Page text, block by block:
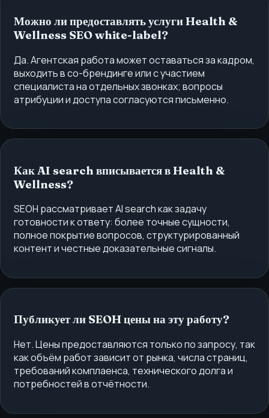
Можно ли предоставлять услуги Health &
Wellness SEO white-label?
Да. Агентская работа может оставаться за кадром,
выходить в со-брендинге или с участием
специалиста на отдельных звонках; вопросы
атрибуции и доступа согласуются письменно.
Как AI search вписывается в Health &
Wellness?
SEOH рассматривает AI search как задачу
готовности к ответу: более точные сущности,
полное покрытие вопросов, структурированный
контент и честные доказательные сигналы.
Публикует ли SEOH цены на эту работу?
Нет. Цены предоставляются только по запросу, так
как объём работ зависит от рынка, числа страниц,
требований комплаенса, технического долга и
потребностей в отчётности.